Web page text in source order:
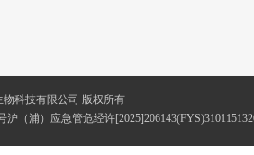
物科技有限公司 版权所有
沪（浦）应急管危经许